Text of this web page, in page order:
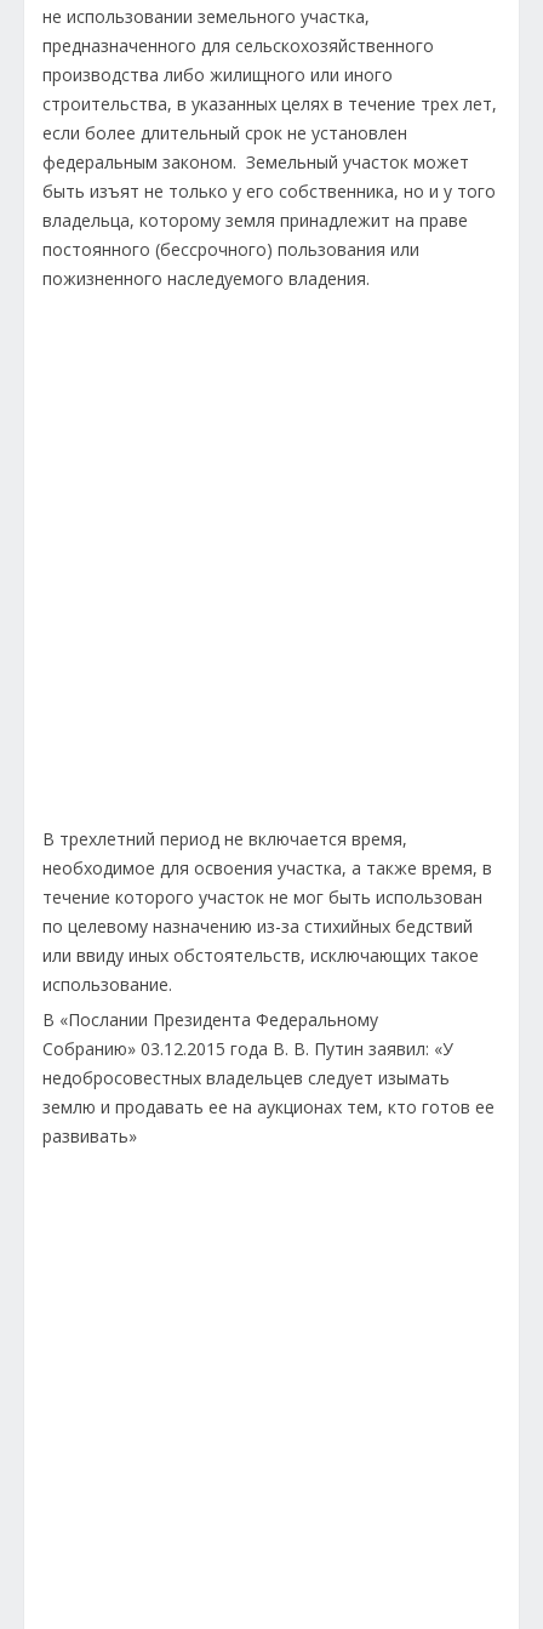
не использовании земельного участка,
предназначенного для сельскохозяйственного
производства либо жилищного или иного
строительства, в указанных целях в течение трех лет,
если более длительный срок не установлен
федеральным законом. Земельный участок может
быть изъят не только у его собственника, но и у того
владельца, которому земля принадлежит на праве
постоянного (бессрочного) пользования или
пожизненного наследуемого владения.
В трехлетний период не включается время,
необходимое для освоения участка, а также время, в
течение которого участок не мог быть использован
по целевому назначению из-за стихийных бедствий
или ввиду иных обстоятельств, исключающих такое
использование.
В «Послании Президента Федеральному
Собранию» 03.12.2015 года В. В. Путин заявил: «У
недобросовестных владельцев следует изымать
землю и продавать ее на аукционах тем, кто готов ее
развивать»